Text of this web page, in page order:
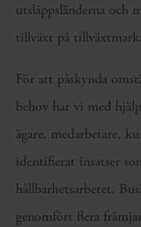
utsläppsländerna och
tillväxt på
För att påskynda
behov har vi med
ägare, medarbetare,
identifierat insatser
hållbarhetsarbetet.
genomfört flera